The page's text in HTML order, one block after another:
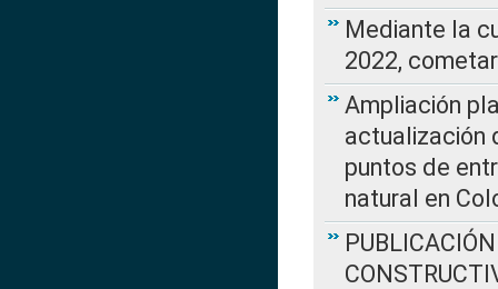
Mediante la
2022,
Ampliación
actualización
puntos de
natural en